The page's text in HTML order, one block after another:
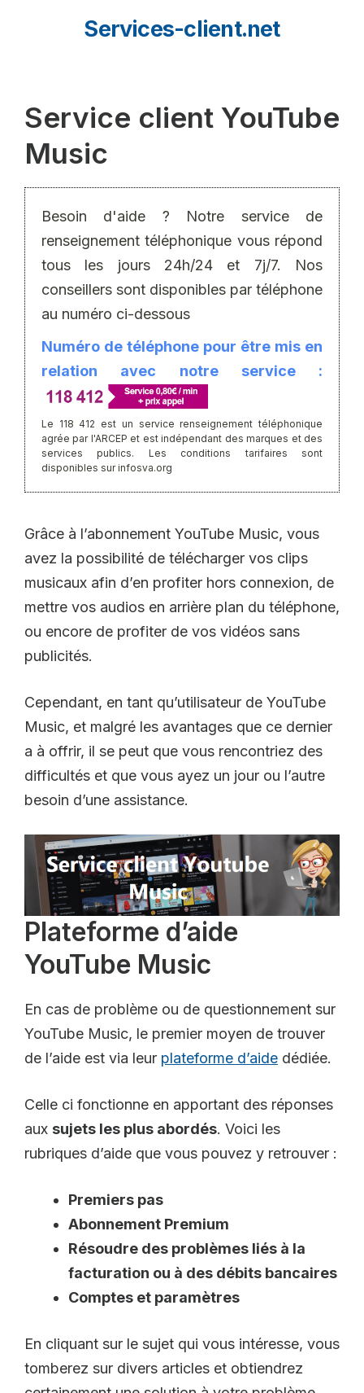
Services-client.net
Service client YouTube
Music
Besoin d'aide ? Notre service de
renseignement téléphonique vous répond
tous les jours 24h/24 et 7j/7. Nos
conseillers sont disponibles par téléphone
au numéro ci-dessous
Numéro de téléphone pour être mis en
relation avec notre service :
Le 118 412 est un service renseignement téléphonique
agrée par l'ARCEP et est indépendant des marques et des
services publics. Les conditions tarifaires sont
disponibles sur infosva.org
Grâce à l’abonnement YouTube Music, vous
avez la possibilité de télécharger vos clips
musicaux afin d’en profiter hors connexion, de
mettre vos audios en arrière plan du téléphone,
ou encore de profiter de vos vidéos sans
publicités.
Cependant, en tant qu’utilisateur de YouTube
Music, et malgré les avantages que ce dernier
a à offrir, il se peut que vous rencontriez des
difficultés et que vous ayez un jour ou l’autre
besoin d’une assistance.
Plateforme d’aide
YouTube Music
En cas de problème ou de questionnement sur
YouTube Music, le premier moyen de trouver
de l’aide est via leur plateforme d’aide dédiée.
Celle ci fonctionne en apportant des réponses
aux sujets les plus abordés. Voici les
rubriques d’aide que vous pouvez y retrouver :
Premiers pas
Abonnement Premium
Résoudre des problèmes liés à la
facturation ou à des débits bancaires
Comptes et paramètres
En cliquant sur le sujet qui vous intéresse, vous
tomberez sur divers articles et obtiendrez